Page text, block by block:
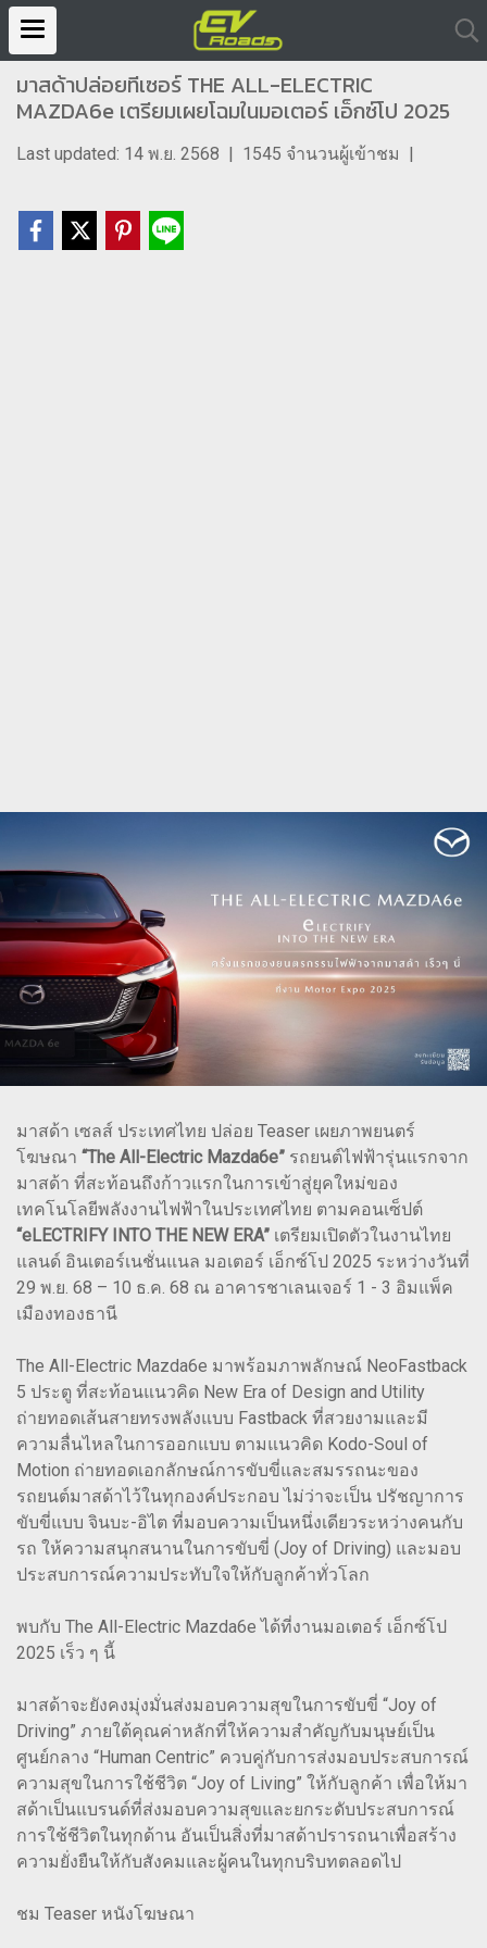
มาสด้าปล่อยทีเซอร์ THE ALL-ELECTRIC
MAZDA6e เตรียมเผยโฉมในมอเตอร์ เอ็กซ์โป 2025
Last updated: 14 พ.ย. 2568 | 1545 จำนวนผู้เข้าชม |
มาสด้า เซลส์ ประเทศไทย ปล่อย Teaser เผยภาพยนตร์
โฆษณา “The All-Electric Mazda6e” รถยนต์ไฟฟ้ารุ่นแรกจาก
มาสด้า ที่สะท้อนถึงก้าวแรกในการเข้าสู่ยุคใหม่ของ
เทคโนโลยีพลังงานไฟฟ้าในประเทศไทย ตามคอนเซ็ปต์
“eLECTRIFY INTO THE NEW ERA” เตรียมเปิดตัวในงานไทย
แลนด์ อินเตอร์เนชั่นแนล มอเตอร์ เอ็กซ์โป 2025 ระหว่างวันที่
29 พ.ย. 68 – 10 ธ.ค. 68 ณ อาคารชาเลนเจอร์ 1 - 3 อิมแพ็ค
เมืองทองธานี
The All-Electric Mazda6e มาพร้อมภาพลักษณ์ NeoFastback
5 ประตู ที่สะท้อนแนวคิด New Era of Design and Utility
ถ่ายทอดเส้นสายทรงพลังแบบ Fastback ที่สวยงามและมี
ความลื่นไหลในการออกแบบ ตามแนวคิด Kodo-Soul of
Motion ถ่ายทอดเอกลักษณ์การขับขี่และสมรรถนะของ
รถยนต์มาสด้าไว้ในทุกองค์ประกอบ ไม่ว่าจะเป็น ปรัชญาการ
ขับขี่แบบ จินบะ-อิไต ที่มอบความเป็นหนึ่งเดียวระหว่างคนกับ
รถ ให้ความสนุกสนานในการขับขี่ (Joy of Driving) และมอบ
ประสบการณ์ความประทับใจให้กับลูกค้าทั่วโลก
พบกับ The All-Electric Mazda6e ได้ที่งานมอเตอร์ เอ็กซ์โป
2025 เร็ว ๆ นี้
มาสด้าจะยังคงมุ่งมั่นส่งมอบความสุขในการขับขี่ “Joy of
Driving” ภายใต้คุณค่าหลักที่ให้ความสำคัญกับมนุษย์เป็น
ศูนย์กลาง “Human Centric” ควบคู่กับการส่งมอบประสบการณ์
ความสุขในการใช้ชีวิต “Joy of Living” ให้กับลูกค้า เพื่อให้มา
สด้าเป็นแบรนด์ที่ส่งมอบความสุขและยกระดับประสบการณ์
การใช้ชีวิตในทุกด้าน อันเป็นสิ่งที่มาสด้าปรารถนาเพื่อสร้าง
ความยั่งยืนให้กับสังคมและผู้คนในทุกบริบทตลอดไป
ชม Teaser หนังโฆษณา